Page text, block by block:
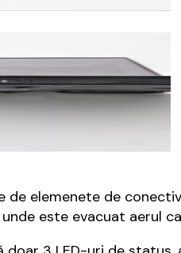
de elemenete de
este evacuat aerul